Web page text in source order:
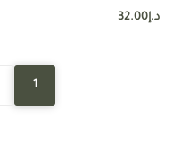
د.إ32.00
1